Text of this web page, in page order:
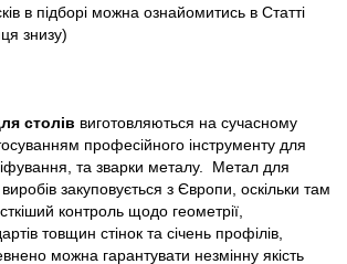
в підборі можна ознайомитись в Статті
таблиця знизу)
столів виготовляються на сучасному
професійного інструменту для
та зварки металу. Метал для
закуповується з Європи, оскільки там
контроль щодо геометрії,
товщин стінок та січень профілів,
можна гарантувати незмінну якість